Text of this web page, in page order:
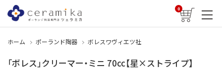
0
ホーム ポーランド陶器 ボレスワヴィエツ社
「ボレス」クリーマー・ミニ 70cc【星×ストライプ】